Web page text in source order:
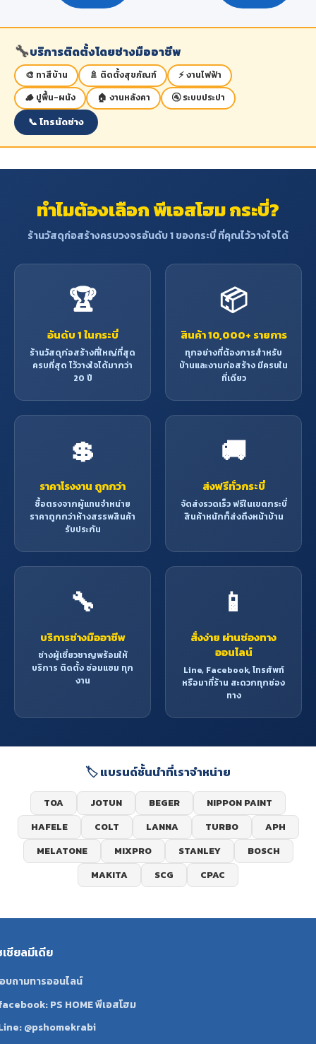
122 x 244 x 0.08 CM
หน่วยนับ:
แผ่น
สถานะสินค้า:
สินค้าพร้อมส่ง (จัดส่งภายใน 2-5 วัน)
122 x 244 x 0.08 CM
หน่วยนับ:
แผ่น
สถานะสินค้า:
🔧บริการติดตั้งโดยช่างมืออาชีพ
🎨 ทาสีบ้าน 🚿 ติดตั้งสุขภัณฑ์
⚡ งานไฟฟ้า
🪵 ปูพื้น-ผนัง
🏠 งานหลังคา 🚰 ระบบประปา
📞 โทรนัดช่าง
ทำไมต้องเลือก พีเอสโฮม กระบี่?
ร้านวัสดุก่อสร้างครบวงจรอันดับ 1 ของกระบี่ ที่คุณไว้วางใจได้
🏆
อันดับ 1 ในกระบี่
ร้านวัสดุก่อสร้างที่ใหญ่ที่สุด
ครบที่สุด ไว้วางใจได้มากว่า
20 ปี
📦
สินค้า 10,000+ รายการ
ทุกอย่างที่ต้องการสำหรับ
บ้านและงานก่อสร้าง มีครบใน
ที่เดียว
💲
ราคาโรงงาน ถูกกว่า
ซื้อตรงจากผู้แทนจำหน่าย
ราคาถูกกว่าห้างสรรพสินค้า
รับประกัน
🚚
ส่งฟรีทั่วกระบี่
จัดส่งรวดเร็ว ฟรีในเขตกระบี่
สินค้าหนักก็ส่งถึงหน้าบ้าน
🔧
บริการช่างมืออาชีพ
ช่างผู้เชี่ยวชาญพร้อมให้
บริการ ติดตั้ง ซ่อมแซม ทุก
งาน
📱
สั่งง่าย ผ่านช่องทาง
ออนไลน์
Line, Facebook, โทรศัพท์
หรือมาที่ร้าน สะดวกทุกช่อง
ทาง
🏷️ แบรนด์ชั้นนำที่เราจำหน่าย
TOA JOTUN BEGER
NIPPON PAINT
HAFELE
COLT LANNA TURBO
APH
MELATONE
MIXPRO STANLEY
BOSCH
MAKITA
SCG CPAC
เชียลมีเดีย
บถามทารออนไลน์
PS HOME พีเอสโฮม
@pshomekrabi